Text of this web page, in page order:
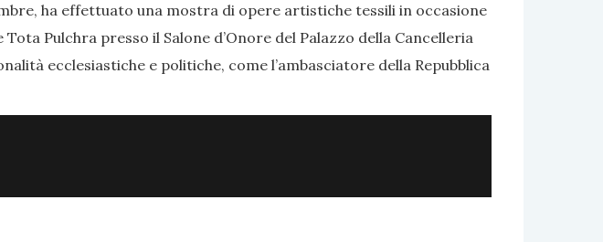
ha effettuato una mostra di opere artistiche tessili in occasione
Pulchra presso il Salone d’Onore del Palazzo della Cancelleria
ecclesiastiche e politiche, come l’ambasciatore della Repubblica